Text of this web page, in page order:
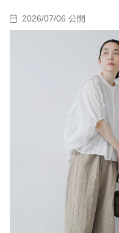
2026/07/06 公開